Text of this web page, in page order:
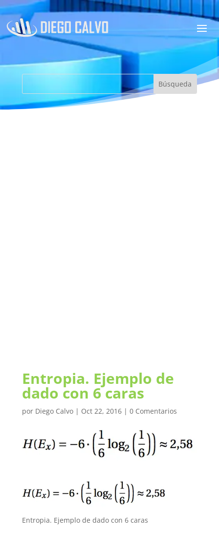
Entropia. Ejemplo de
dado con 6 caras
por Diego Calvo| Oct 22, 2016| 0 Comentarios
Entropia. Ejemplo de dado con 6 caras